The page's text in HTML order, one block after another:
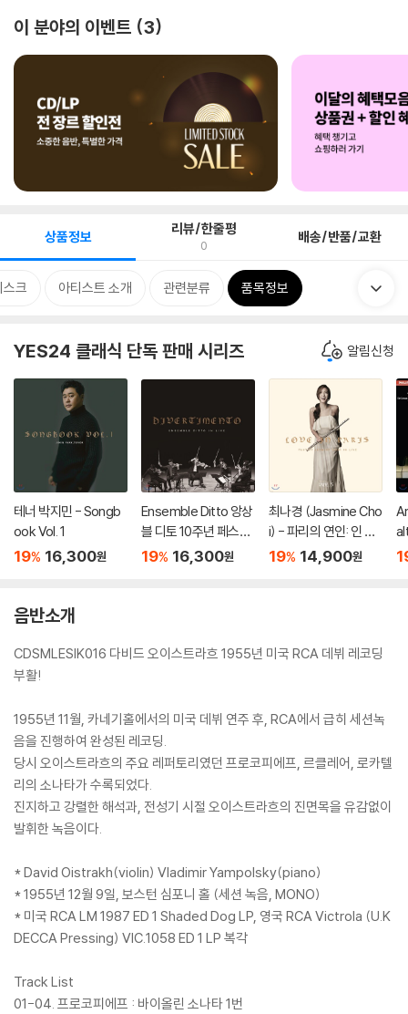
이 분야의 이벤트 3
상품정보 리뷰/한줄평
0 배송/반품/교환
스크 아티스트 소개 관련분류 품목정보
YES24 클래식 단독 판매 시리즈 알림신청
테너 박지민 - Songb
ook Vol. 1
19% 16,300원
Ensemble Ditto 앙상
블 디토 10주년 페스티
벌 라이브 앨범 (in Live
19% 16,300원
최나경 (Jasmine Cho
i) - 파리의 연인: 인 라
이브 [플루트 연주집]
19% 14,900원
음반소개
CDSMLESIK016 다비드 오이스트라흐 1955년 미국 RCA 데뷔 레코딩
부활!
1955년 11월, 카네기홀에서의 미국 데뷔 연주 후, RCA에서 급히 세션녹
음을 진행하여 완성된 레코딩.
당시 오이스트라흐의 주요 레퍼토리였던 프로코피에프, 르클레어, 로카텔
리의 소나타가 수록되었다.
진지하고 강렬한 해석과, 전성기 시절 오이스트라흐의 진면목을 유감없이
발휘한 녹음이다.
* David Oistrakh(violin) Vladimir Yampolsky(piano)
* 1955년 12월 9일, 보스턴 심포니 홀 (세션 녹음, MONO)
* 미국 RCA LM 1987 ED 1 Shaded Dog LP, 영국 RCA Victrola (U.K
DECCA Pressing) VIC.1058 ED 1 LP 복각
Track List
01-04. 프로코피에프 : 바이올린 소나타 1번